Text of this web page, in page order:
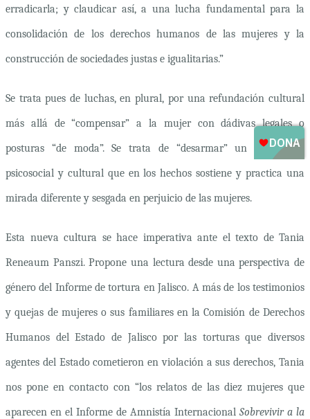
erradicarla; y claudicar así, a una lucha fundamental para la
consolidación de los derechos humanos de las mujeres y la
construcción de sociedades justas e igualitarias.”
Se trata pues de luchas, en plural, por una refundación cultural
más allá de “compensar” a la mujer con dádivas legales o
posturas “de moda”. Se trata de “desarmar” un entramado
psicosocial y cultural que en los hechos sostiene y practica una
mirada diferente y sesgada en perjuicio de las mujeres.
Esta nueva cultura se hace imperativa ante el texto de Tania
Reneaum Panszi. Propone una lectura desde una perspectiva de
género del Informe de tortura en Jalisco. A más de los testimonios
y quejas de mujeres o sus familiares en la Comisión de Derechos
Humanos del Estado de Jalisco por las torturas que diversos
agentes del Estado cometieron en violación a sus derechos, Tania
nos pone en contacto con “los relatos de las diez mujeres que
aparecen en el Informe de Amnistía Internacional Sobrevivir a la